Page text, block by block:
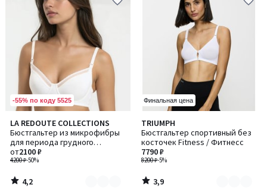
-55% по коду 5525
LA REDOUTE COLLECTIONS
Бюстгальтер из микрофибры
для периода грудного
вскармливания
4200 ₽-50%
от2100 ₽
4,2
/ 5
Количество
цветов:
2
4,2
/
Финальная цена
TRIUMPH
Бюстгальтер спортивный без
косточек Fitness / Фитнесс
8200 ₽-5%
7790 ₽
3,9
/ 5
Количество
цветов:
2
3,9
/